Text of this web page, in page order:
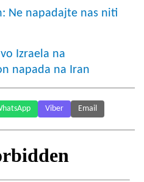
Ne napadajte nas niti
Izraela na
napada na Iran
Viber Email